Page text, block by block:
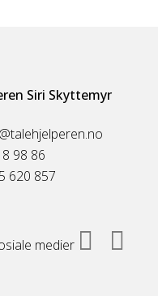
Siri Skyttemyr
98 86
620 857
medier